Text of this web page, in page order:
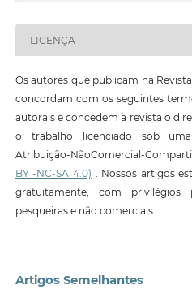
LICENÇA
Os autores que publicam na
concordam com os seguintes
autorais e concedem à revista o
o trabalho licenciado sob
Atribuição-NãoComercial-
BY -NC-SA 4.0) . Nossos artigos
gratuitamente, com privilégios
pesqueiras e não comerciais.
Artigos Semelhantes